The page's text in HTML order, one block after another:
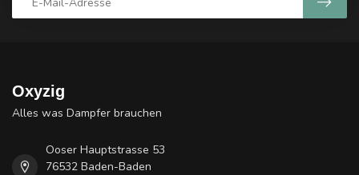
Oxyzig
Alles was Dampfer brauchen
Ooser Hauptstrasse 53
76532 Baden-Baden